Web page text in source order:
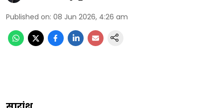
Published on: 08 Jun 2026, 4:26 am